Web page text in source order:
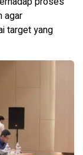
agar
target yang